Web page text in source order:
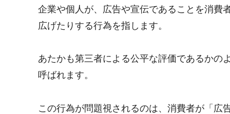
企業や個人が、広告や宣伝であることを消費
広げたりする行為を指します。
あたかも第三者による公平な評価であるかの
呼ばれます。
この行為が問題視されるのは、消費者が「広